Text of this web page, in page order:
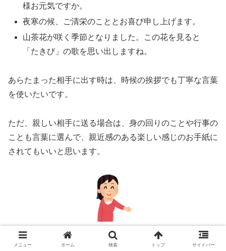
様お元気ですか。
夜寒の候、ご清栄のこととお喜び申し上げます。
山茶花が咲く季節となりました。この花を見ると
「たきび」の歌を思い出しますね。
あらたまった相手に出す時は、時候の挨拶でも丁寧な言葉
を使いたいです。
ただ、親しい相手に送る場合は、身の回りのことや行事の
ことも言葉に選んで、親近感のある楽しい感じのお手紙に
されてもいいと思います。
このような書き出しから始め、最後に結びの言葉で締めま
す。
メニュー ホーム 検索 トップ サイドバー